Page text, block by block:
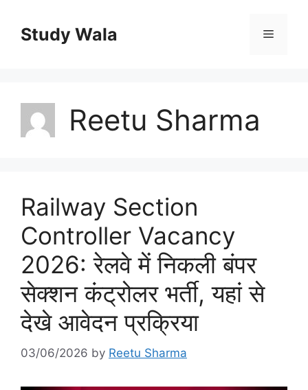
contentStudy Wala Menu
Reetu Sharma
Railway Section
Controller Vacancy
2026: रेलवे में निकली बंपर
सेक्शन कंट्रोलर भर्ती, यहां से
देखे आवेदन प्रक्रिया
03/06/2026 by Reetu Sharma